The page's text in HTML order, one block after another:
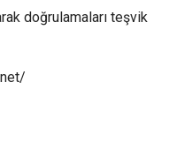
doğrulamaları teşvik